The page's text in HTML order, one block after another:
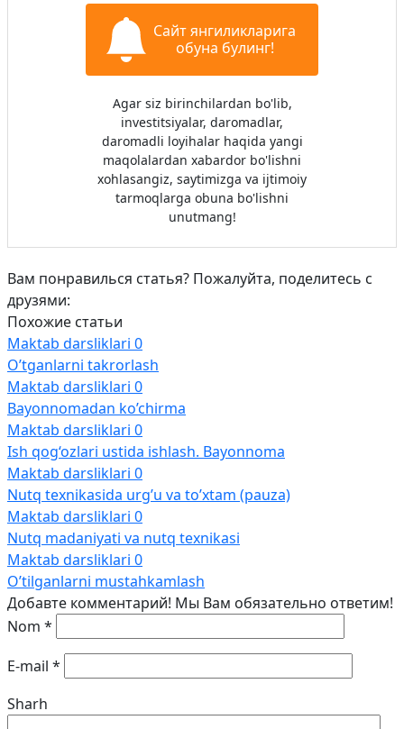
Сайт янгиликларига
обуна булинг!
Agar siz birinchilardan bo'lib,
investitsiyalar, daromadlar,
daromadli loyihalar haqida yangi
maqolalardan xabardor bo'lishni
xohlasangiz, saytimizga va ijtimoiy
tarmoqlarga obuna bo'lishni
unutmang!
Вам понравилься статья? Пожалуйта, поделитесь с
друзями:
Похожие статьи
Maktab darsliklari 0
O’tganlarni takrorlash
Maktab darsliklari 0
Bayonnomadan ko’chirma
Maktab darsliklari 0
Ish qog‘ozlari ustida ishlash. Bayonnoma
Maktab darsliklari 0
Nutq texnikasida urg’u va to’xtam (pauza)
Maktab darsliklari 0
Nutq madaniyati va nutq texnikasi
Maktab darsliklari 0
O’tilganlarni mustahkamlash
Добавте комментарий! Мы Вам обязательно ответим!
Nom *
E-mail *
Sharh